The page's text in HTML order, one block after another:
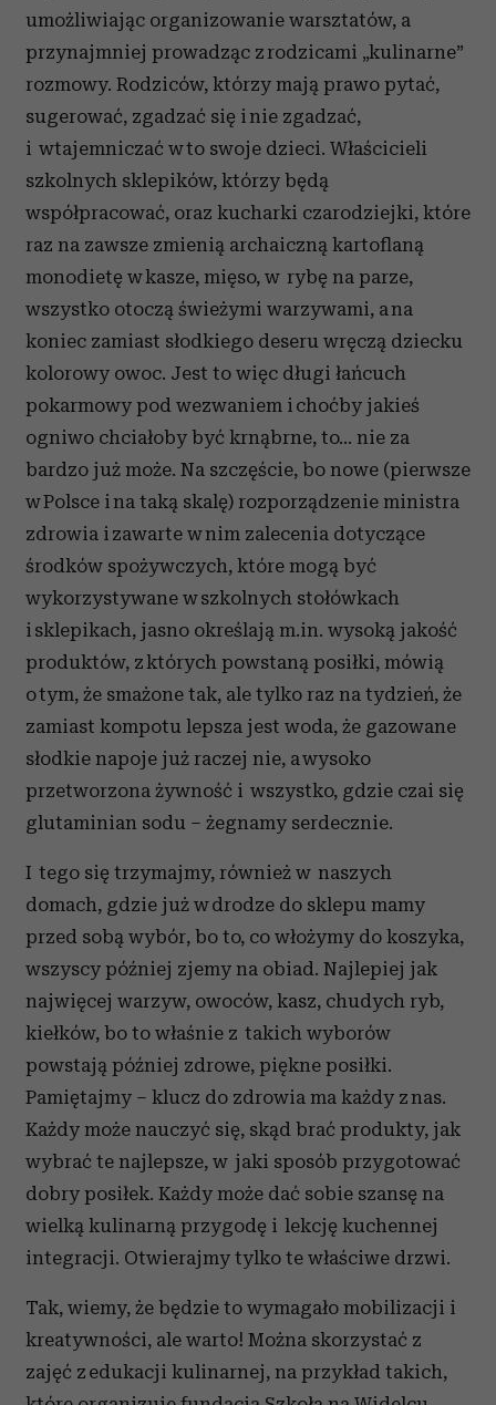
umożliwiając organizowanie warsztatów, a
przynajmniej prowadząc z rodzicami „kulinarne”
rozmowy. Rodziców, którzy mają prawo pytać,
sugerować, zgadzać się i nie zgadzać,
i wtajemniczać w to swoje dzieci. Właścicieli
szkolnych sklepików, którzy będą
współpracować, oraz kucharki czarodziejki, które
raz na zawsze zmienią archaiczną kartoflaną
monodietę w kasze, mięso, w rybę na parze,
wszystko otoczą świeżymi warzywami, a na
koniec zamiast słodkiego deseru wręczą dziecku
kolorowy owoc. Jest to więc długi łańcuch
pokarmowy pod wezwaniem i choćby jakieś
ogniwo chciałoby być krnąbrne, to... nie za
bardzo już może. Na szczęście, bo nowe (pierwsze
w Polsce i na taką skalę) rozporządzenie ministra
zdrowia i zawarte w nim zalecenia dotyczące
środków spożywczych, które mogą być
wykorzystywane w szkolnych stołówkach
i sklepikach, jasno określają m.in. wysoką jakość
produktów, z których powstaną posiłki, mówią
o tym, że smażone tak, ale tylko raz na tydzień, że
zamiast kompotu lepsza jest woda, że gazowane
słodkie napoje już raczej nie, a wysoko
przetworzona żywność i wszystko, gdzie czai się
glutaminian sodu – żegnamy serdecznie.
I tego się trzymajmy, również w naszych
domach, gdzie już w drodze do sklepu mamy
przed sobą wybór, bo to, co włożymy do koszyka,
wszyscy później zjemy na obiad. Najlepiej jak
najwięcej warzyw, owoców, kasz, chudych ryb,
kiełków, bo to właśnie z takich wyborów
powstają później zdrowe, piękne posiłki.
Pamiętajmy – klucz do zdrowia ma każdy z nas.
Każdy może nauczyć się, skąd brać produkty, jak
wybrać te najlepsze, w jaki sposób przygotować
dobry posiłek. Każdy może dać sobie szansę na
wielką kulinarną przygodę i lekcję kuchennej
integracji. Otwierajmy tylko te właściwe drzwi.
Tak, wiemy, że będzie to wymagało mobilizacji i
kreatywności, ale warto! Można skorzystać z
zajęć z edukacji kulinarnej, na przykład takich,